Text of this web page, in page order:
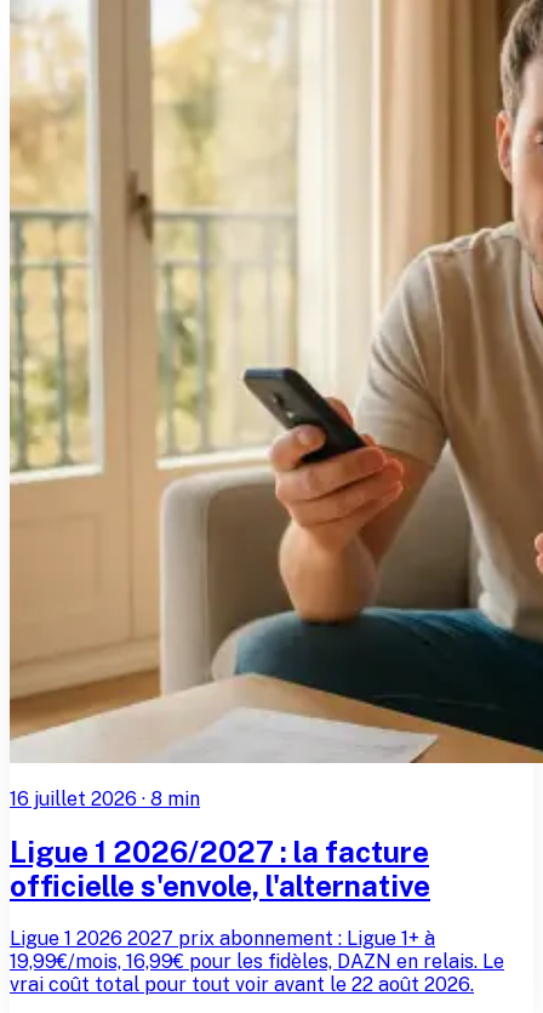
16 juillet 2026 · 8 min
Ligue 1 2026/2027 : la facture
officielle s'envole, l'alternative
Ligue 1 2026 2027 prix abonnement : Ligue 1+ à
19,99€/mois, 16,99€ pour les fidèles, DAZN en relais. Le
vrai coût total pour tout voir avant le 22 août 2026.